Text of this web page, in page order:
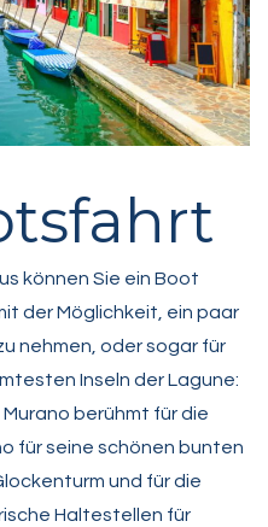
können Sie ein Boot
der Möglichkeit, ein paar
nehmen, oder sogar für
Inseln der Lagune:
berühmt für die
für seine schönen bunten
und für die
Haltestellen für